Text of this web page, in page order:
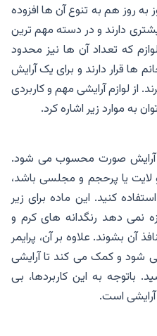
به روز هم به تنوع آن ها افزوده
دارند و در دسته مهم ترین
که تعداد آن ها نیز محدود
ها قرار دارند و برای یک آرایش
از لوازم آرایشی مهم و کاربردی
به موارد زیر اشاره کرد.
از آرایش صورت محسوب می شود.
یا پرحجم و مجلسی باشد،
کنید. این ماده برای زیر
نمی دهد رنگدانه های کرم و
آن بشوند. علاوه بر آن، پرایمر
شود و کمک می کند تا آرایشی
باتوجه به این کاربردها، بی
است.